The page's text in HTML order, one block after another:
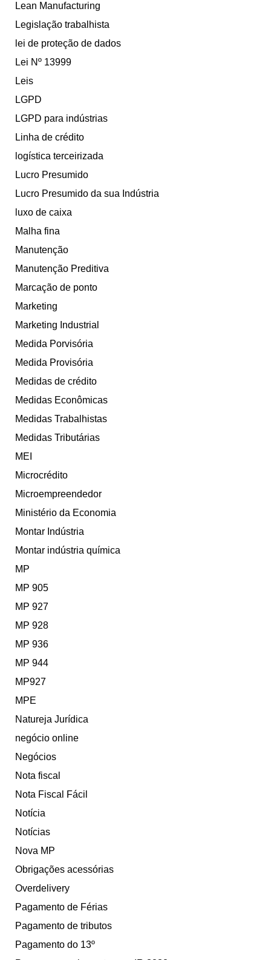
Lean Manufacturing
Legislação trabalhista
lei de proteção de dados
Lei Nº 13999
Leis
LGPD
LGPD para indústrias
Linha de crédito
logística terceirizada
Lucro Presumido
Lucro Presumido da sua Indústria
luxo de caixa
Malha fina
Manutenção
Manutenção Preditiva
Marcação de ponto
Marketing
Marketing Industrial
Medida Porvisória
Medida Provisória
Medidas de crédito
Medidas Econômicas
Medidas Trabalhistas
Medidas Tributárias
MEI
Microcrédito
Microempreendedor
Ministério da Economia
Montar Indústria
Montar indústria química
MP
MP 905
MP 927
MP 928
MP 936
MP 944
MP927
MPE
Natureja Jurídica
negócio online
Negócios
Nota fiscal
Nota Fiscal Fácil
Notícia
Notícias
Nova MP
Obrigações acessórias
Overdelivery
Pagamento de Férias
Pagamento de tributos
Pagamento do 13º